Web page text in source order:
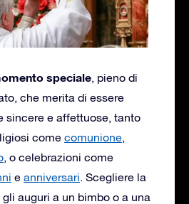
speciale, pieno di
che merita di essere
sincere e affettuose, tanto
come comunione,
, o celebrazioni come
e anniversari. Scegliere la
auguri a un bimbo o a una